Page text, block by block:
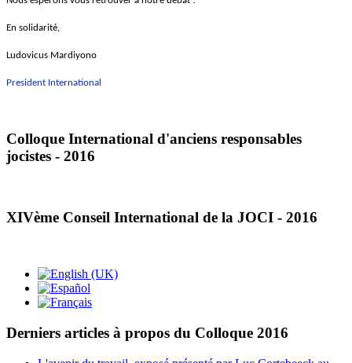
En solidarité,
Ludovicus Mardiyono
President International
Colloque International d'anciens responsables
jocistes - 2016
XIVème Conseil International de la JOCI - 2016
Derniers articles à propos du Colloque 2016